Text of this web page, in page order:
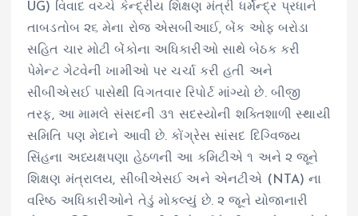
UG) વિવાદ વચ્ચે કેન્દ્રીય શિક્ષણ મંત્રી ધર્મેન્દ્ર પ્રધાને
તાબડતોબ ૨૬ મેના રોજ એસબીઆઈ, બેંક ઓફ બરોડા
સહિત ચાર મોટી બેંકોના અધિકારીઓ સાથે બેઠક કરી
પેમેન્ટ ગેટવેની ખામીઓ પર ચર્ચા કરી હતી અને
સીબીએસઈ પાસેથી વિગતવાર રિપોર્ટ માંગ્યો છે. બીજી
તરફ, આ મામલે સંસદની ૩૧ સદસ્યોની શક્તિશાળી સ્થાયી
સમિતિ પણ મેદાને આવી છે. કોંગ્રેસ સાંસદ દિગ્વિજય
સિંહના અધ્યક્ષપણા હેઠળની આ કમિટીએ ૧ અને ૨ જૂને
શિક્ષણ મંત્રાલય, સીબીએસઈ અને એનટીએ (NTA) ના
વરિષ્ઠ અધિકારીઓને તેડું મોકલ્યું છે. ૨ જૂને યોજાનારી